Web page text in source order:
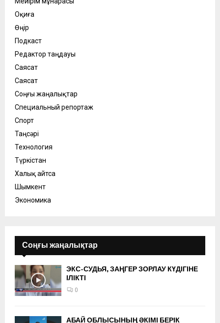
Оқиға
Өңір
Подкаст
Редактор таңдауы
Саясат
Саясат
Соңғы жаңалықтар
Специальный репортаж
Спорт
Таңсәрі
Технология
Түркістан
Халық айтса
Шымкент
Экономика
Соңғы жаңалықтар
ЭКС-СУДЬЯ, ЗАҢГЕР ЗОРЛАУ КҮДІГІНЕ
ІЛІКТІ
0
АБАЙ ОБЛЫСЫНЫҢ ӘКІМІ БЕРІК